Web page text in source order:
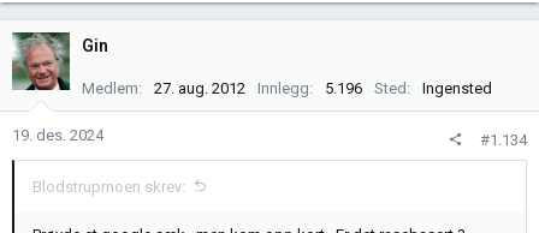
Gin
Medlem 27. aug. 2012 Innlegg 5.196 Sted Ingensted
19. des. 2024 #1.134
Blodstrupmoen skrev: